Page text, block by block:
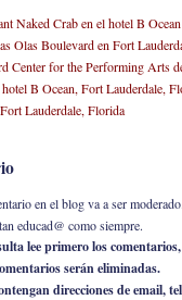
Naked Crab en el hotel B
Olas Boulevard en Fort
Center for the Performing Arts
B Ocean, Fort Lauderdale,
Lauderdale, Florida
en el blog va a ser
educad@ como siempre.
lee primero los
serán eliminadas.
direcciones de email,